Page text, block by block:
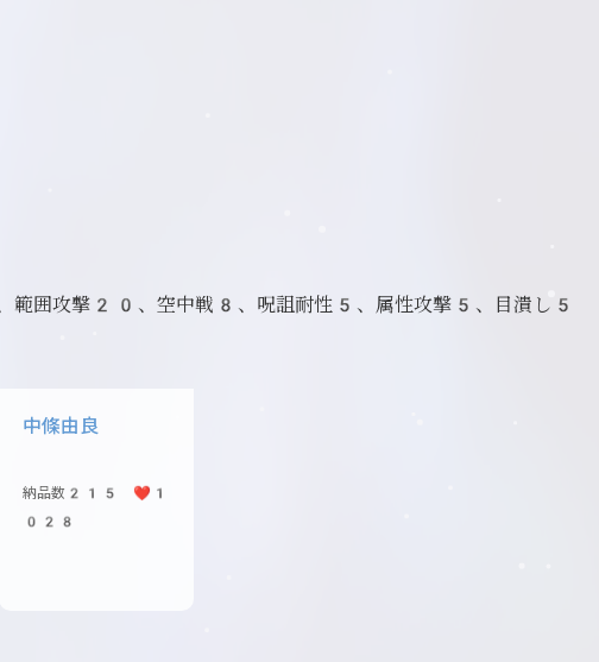
攻撃20、空中戦8、呪詛耐性5、属性攻撃5、目潰し5
中條由良
納品数215 ❤️1
028